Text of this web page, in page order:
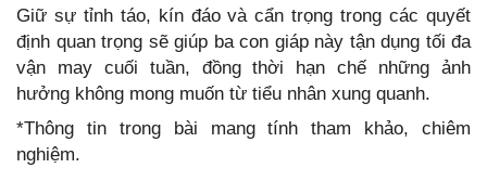
Giữ sự tỉnh táo, kín đáo và cẩn trọng trong các quyết
định quan trọng sẽ giúp ba con giáp này tận dụng tối đa
vận may cuối tuần, đồng thời hạn chế những ảnh
hưởng không mong muốn từ tiểu nhân xung quanh.
*Thông tin trong bài mang tính tham khảo, chiêm
nghiệm.